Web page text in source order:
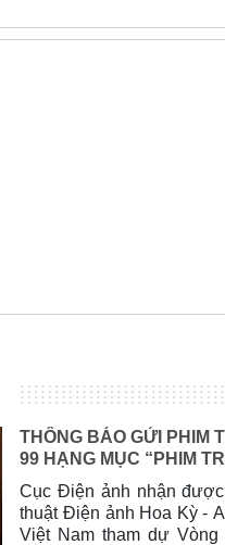
THÔNG BÁO GỬI PHIM
99 HẠNG MỤC “PHIM
Cục Điện ảnh nhận
thuật Điện ảnh Hoa Kỳ -
Việt Nam tham dự